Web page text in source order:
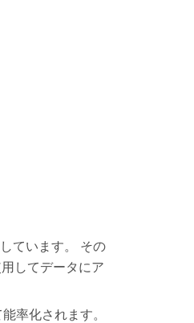
ています。 その
してデータにア
率化されます。